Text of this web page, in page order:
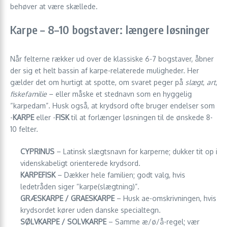
behøver at være skællede.
Karpe – 8–10 bogstaver: længere løsninger
Når felterne rækker ud over de klassiske 6-7 bogstaver, åbner
der sig et helt bassin af karpe-relaterede muligheder. Her
gælder det om hurtigt at spotte, om svaret peger på slægt, art,
fiskefamilie – eller måske et stednavn som en hyggelig
“karpedam”. Husk også, at krydsord ofte bruger endelser som
­-KARPEeller ­-FISKtil at forlænger løsningen til de ønskede 8-
10 felter.
CYPRINUS – Latinsk slægtsnavn for karperne; dukker tit op i
videnskabeligt orienterede krydsord.
KARPEFISK– Dækker hele familien; godt valg, hvis
ledetråden siger “karpe(slægtning)”.
GRÆSKARPE / GRAESKARPE– Husk ae-omskrivningen, hvis
krydsordet kører uden danske specialtegn.
SØLVKARPE / SOLVKARPE– Samme æ/ø/å-regel; vær